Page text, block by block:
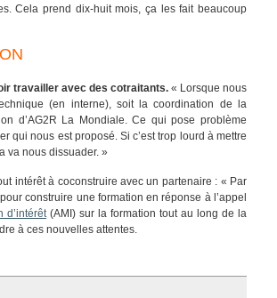
Cela prend dix-huit mois, ça les fait beaucoup
travailler avec des cotraitants. « Lorsque nous
(en interne), soit la coordination de la
d’AG2R La Mondiale. Ce qui pose problème
qui nous est proposé. Si c’est trop lourd à mettre
va nous dissuader. »
intérêt à coconstruire avec un partenaire : « Par
construire une formation en réponse à l’appel
d’intérêt(AMI) sur la formation tout au long de la
à ces nouvelles attentes.